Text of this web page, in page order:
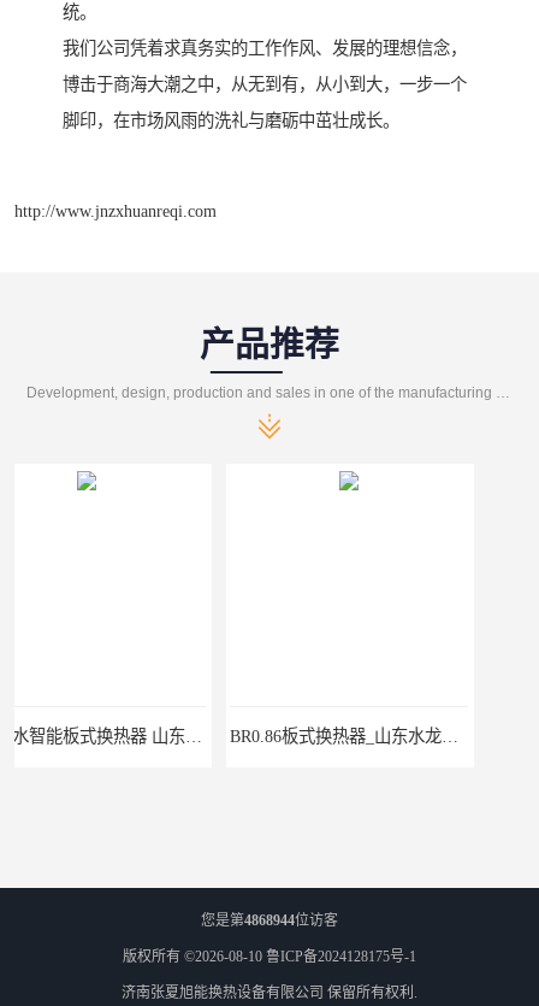
统。
我们公司凭着求真务实的工作作风、发展的理想信念，
博击于商海大潮之中，从无到有，从小到大，一步一个
脚印，在市场风雨的洗礼与磨砺中茁壮成长。
http://www.jnzxhuanreqi.com
产品推荐
BR0.86板式换热器_山东水龙王公司
您是第4868944位访客
版权所有 ©2026-08-10 鲁ICP备2024128175号-1
济南张夏旭能换热设备有限公司 保留所有权利.